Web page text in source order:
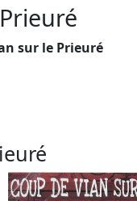
sur le Prieuré